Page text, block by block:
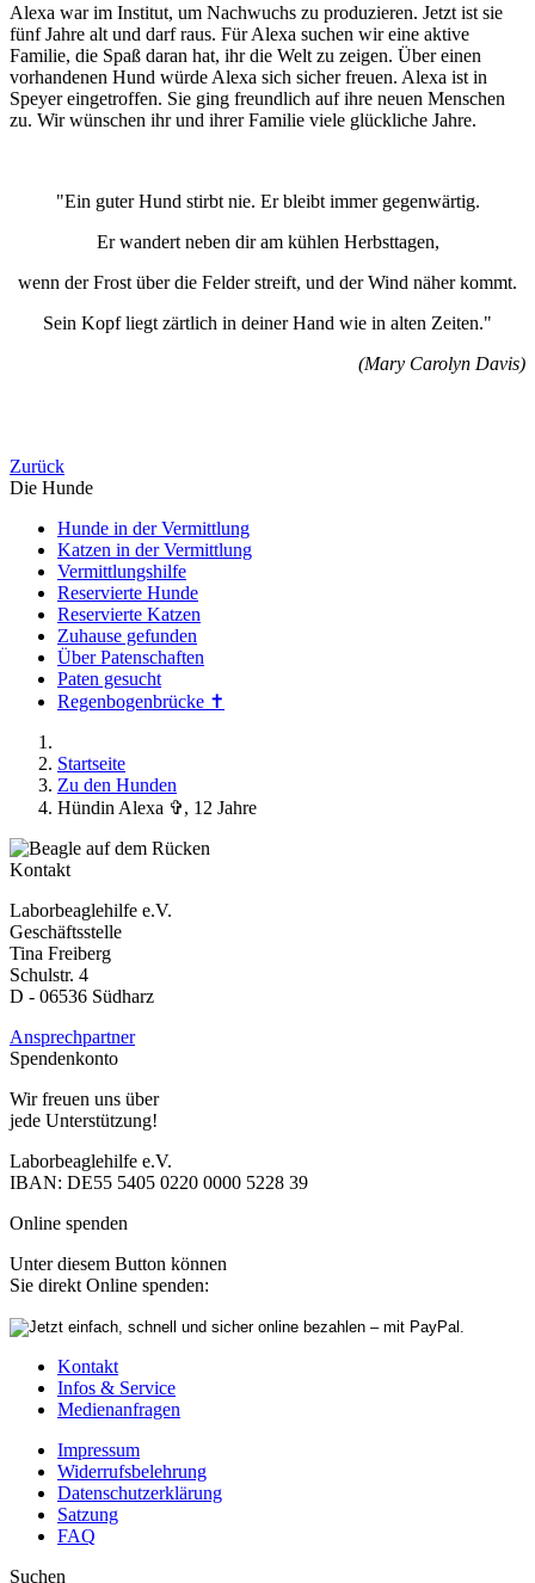
Alexa war im Institut, um Nachwuchs zu produzieren. Jetzt ist sie
fünf Jahre alt und darf raus. Für Alexa suchen wir eine aktive
Familie, die Spaß daran hat, ihr die Welt zu zeigen. Über einen
vorhandenen Hund würde Alexa sich sicher freuen. Alexa ist in
Speyer eingetroffen. Sie ging freundlich auf ihre neuen Menschen
zu. Wir wünschen ihr und ihrer Familie viele glückliche Jahre.
"Ein guter Hund stirbt nie. Er bleibt immer gegenwärtig.
Er wandert neben dir am kühlen Herbsttagen,
wenn der Frost über die Felder streift, und der Wind näher kommt.
Sein Kopf liegt zärtlich in deiner Hand wie in alten Zeiten."
(Mary Carolyn Davis)
Zurück
Die Hunde
Hunde in der Vermittlung
Katzen in der Vermittlung
Vermittlungshilfe
Reservierte Hunde
Reservierte Katzen
Zuhause gefunden
Über Patenschaften
Paten gesucht
Regenbogenbrücke ✝
Startseite
Zu den Hunden
Hündin Alexa ✞, 12 Jahre
Kontakt
Laborbeaglehilfe e.V.
Geschäftsstelle
Tina Freiberg
Schulstr. 4
D - 06536 Südharz
Ansprechpartner
Spendenkonto
Wir freuen uns über
jede Unterstützung!
Laborbeaglehilfe e.V.
IBAN: DE55 5405 0220 0000 5228 39
Online spenden
Unter diesem Button können
Sie direkt Online spenden:
Kontakt
Infos & Service
Medienanfragen
Impressum
Widerrufsbelehrung
Datenschutzerklärung
Satzung
FAQ
Suchen